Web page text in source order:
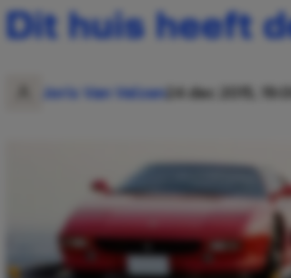
Dit huis heeft
Joris Van Velzen24 dec 2015,